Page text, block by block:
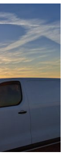
o
o
g